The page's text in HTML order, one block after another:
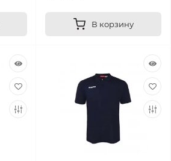
В корзину